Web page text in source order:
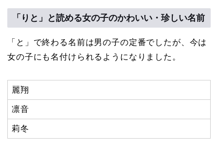
「りと」と読める女の子のかわいい・珍しい名前
「と」で終わる名前は男の子の定番でしたが、今は
女の子にも名付けられるようになりました。
麗翔
凛音
莉冬